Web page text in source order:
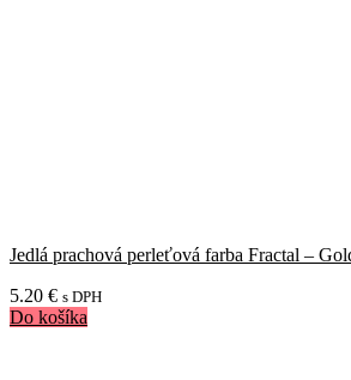
Jedlá prachová perleťová farba Fractal –
5.20 € s DPH
Do košíka